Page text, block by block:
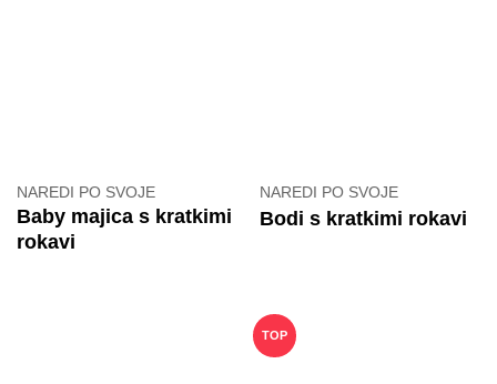
NAREDI PO SVOJE
Baby majica s kratkimi
rokavi
NAREDI PO SVOJE
Bodi s kratkimi rokavi
TOP